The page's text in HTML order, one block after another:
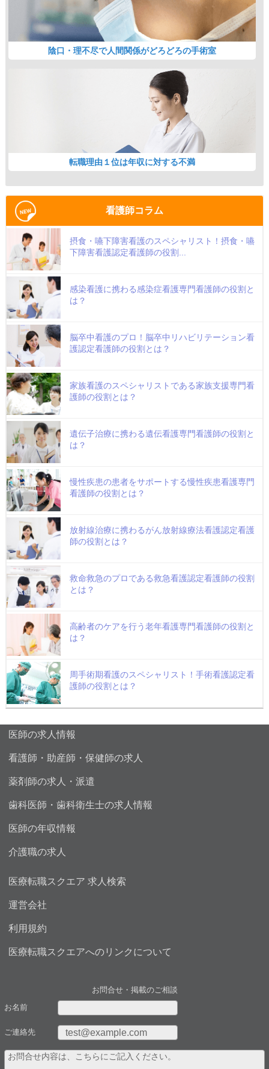
陰口・理不尽で人間関係がどろどろの手術室
転職理由１位は年収に対する不満
看護師コラム
摂食・嚥下障害看護のスペシャリスト！摂食・嚥
下障害看護認定看護師の役割...
感染看護に携わる感染症看護専門看護師の役割と
は？
脳卒中看護のプロ！脳卒中リハビリテーション看
護認定看護師の役割とは？
家族看護のスペシャリストである家族支援専門看
護師の役割とは？
遺伝子治療に携わる遺伝看護専門看護師の役割と
は？
慢性疾患の患者をサポートする慢性疾患看護専門
看護師の役割とは？
放射線治療に携わるがん放射線療法看護認定看護
師の役割とは？
救命救急のプロである救急看護認定看護師の役割
とは？
高齢者のケアを行う老年看護専門看護師の役割と
は？
周手術期看護のスペシャリスト！手術看護認定看
護師の役割とは？
医師の求人情報
看護師・助産師・保健師の求人
薬剤師の求人・派遣
歯科医師・歯科衛生士の求人情報
医師の年収情報
介護職の求人
医療転職スクエア 求人検索
運営会社
利用規約
医療転職スクエアへのリンクについて
お問合せ・掲載のご相談
お名前
ご連絡先